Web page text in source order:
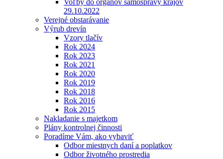
Voľby do orgánov samosprávy krajov
29.10.2022
Verejné obstarávanie
Výrub drevín
Vzory tlačív
Rok 2024
Rok 2023
Rok 2021
Rok 2020
Rok 2019
Rok 2018
Rok 2016
Rok 2015
Nakladanie s majetkom
Plány kontrolnej činnosti
Poradíme Vám, ako vybaviť
Odbor miestnych daní a poplatkov
Odbor životného prostredia